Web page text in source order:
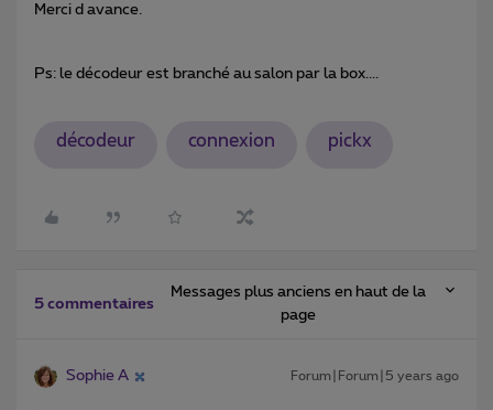
Merci d avance.
Ps: le décodeur est branché au salon par la box....
décodeur connexion pickx
5 commentaires
Messages plus anciens en haut de la
page
Sophie A Forum|Forum|5 years ago